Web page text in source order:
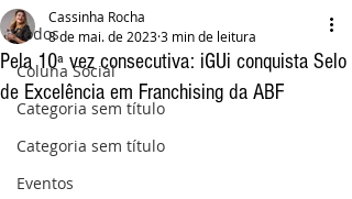
Todos
Coluna Social
Categoria sem título
Categoria sem título
Eventos
Pela 10ª vez consecutiva: iGUi conquista Selo
de Excelência em Franchising da ABF
Cassinha Rocha
8 de mai. de 20233 min de leitura